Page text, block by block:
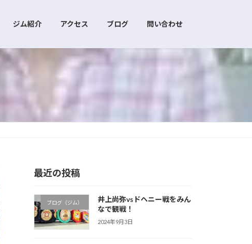
ジム紹介 アクセス ブログ 問い合わせ
最近の投稿
ブログ（ジム）
井上尚弥vsドヘニー戦をみん
なで観戦！
2024年9月3日